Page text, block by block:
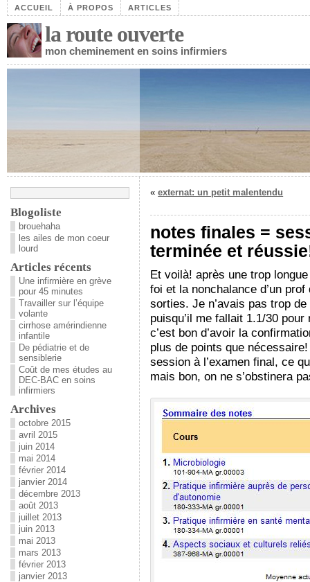
ACCUEIL À PROPOS ARTICLES
la route ouverte
mon cheminement en soins infirmiers
«externat: un petit malentendu
notes finales =
terminée et
Et voilà! après une trop
foi et la nonchalance d’un
sorties. Je n’avais pas trop
puisqu’il me fallait 1.1/30
c’est bon d’avoir la
plus de points que
session à l’examen final, ce
mais bon, on ne s’obstinera
Blogoliste
brouehaha
les ailes de mon coeur
lourd
Articles récents
Une infirmière en grève
pour 45 minutes
Travailler sur l’équipe
volante
cirrhose amérindienne
infantile
De pédiatrie et de
sensiblerie
Coût de mes études au
DEC-BAC en soins
infirmiers
Archives
octobre 2015
avril 2015
juin 2014
mai 2014
février 2014
janvier 2014
décembre 2013
août 2013
juillet 2013
juin 2013
mai 2013
mars 2013
février 2013
janvier 2013